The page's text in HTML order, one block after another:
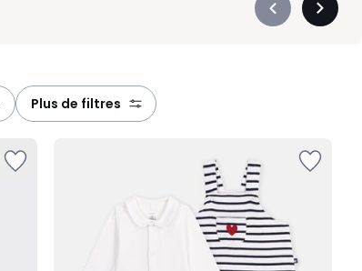
Précédent
plus de filtres